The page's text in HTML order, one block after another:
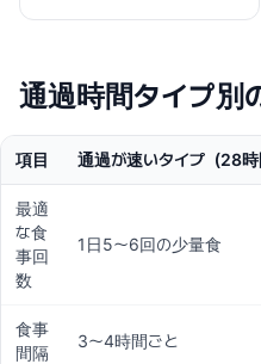
通過時間タイプ別
項目 通過が速いタイプ（28時
最適
な食
事回
数
1日5〜6回の少量食
食事
間隔
3〜4時間ごと